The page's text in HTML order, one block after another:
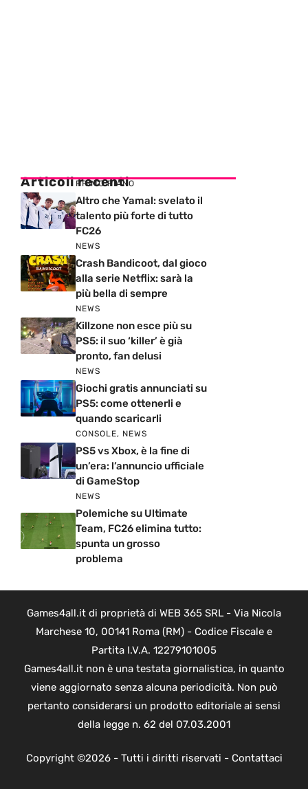
Articoli recenti
PRIMO PIANO
Altro che Yamal: svelato il
talento più forte di tutto
FC26
NEWS
Crash Bandicoot, dal gioco
alla serie Netflix: sarà la
più bella di sempre
NEWS
Killzone non esce più su
PS5: il suo ‘killer’ è già
pronto, fan delusi
NEWS
Giochi gratis annunciati su
PS5: come ottenerli e
quando scaricarli
CONSOLE, NEWS
PS5 vs Xbox, è la fine di
un’era: l’annuncio ufficiale
di GameStop
NEWS
Polemiche su Ultimate
Team, FC26 elimina tutto:
spunta un grosso
problema
Games4all.it di proprietà di WEB 365 SRL - Via Nicola
Marchese 10, 00141 Roma (RM) - Codice Fiscale e
Partita I.V.A. 12279101005
Games4all.it non è una testata giornalistica, in quanto
viene aggiornato senza alcuna periodicità. Non può
pertanto considerarsi un prodotto editoriale ai sensi
della legge n. 62 del 07.03.2001
Copyright ©2026 - Tutti i diritti riservati - Contattaci